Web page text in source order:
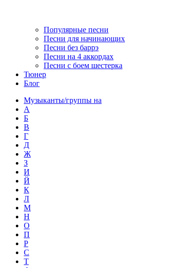
Популярные песни
Песни для начинающих
Песни без баррэ
Песни на 4 аккордах
Песни с боем шестерка
Тюнер
Блог
Музыканты/группы на
А
Б
В
Г
Д
Ж
З
И
Й
К
Л
М
Н
О
П
Р
С
Т